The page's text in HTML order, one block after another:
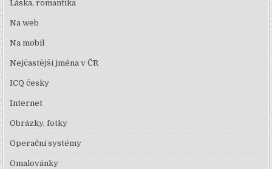
Láska, romantika
Na web
Na mobil
Nejčastější jména v ČR
ICQ česky
Internet
Obrázky, fotky
Operační systémy
Omalovánky